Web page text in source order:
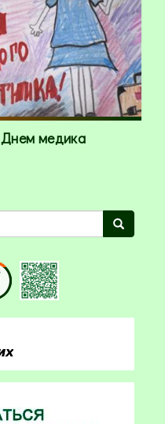
медика
Search